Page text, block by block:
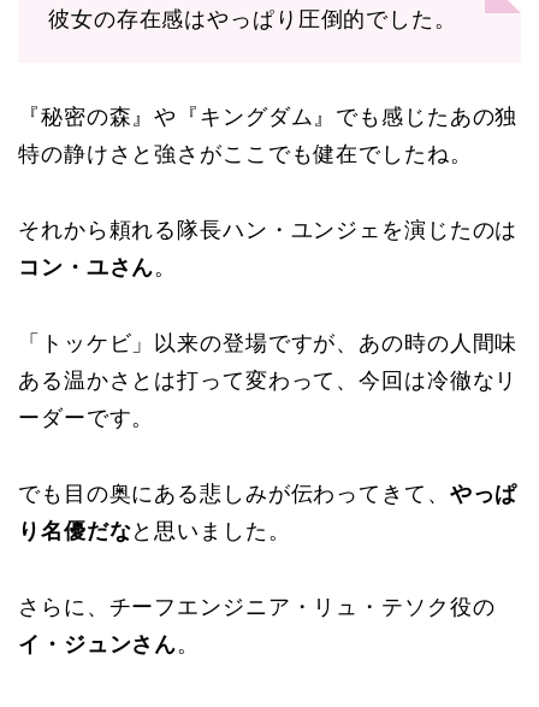
彼女の存在感はやっぱり圧倒的でした。
『秘密の森』や『キングダム』でも感じたあの独
特の静けさと強さがここでも健在でしたね。
それから頼れる隊長ハン・ユンジェを演じたのは
コン・ユさん。
「トッケビ」以来の登場ですが、あの時の人間味
ある温かさとは打って変わって、今回は冷徹なリ
ーダーです。
でも目の奥にある悲しみが伝わってきて、 やっぱ
り名優だなと思いました。
さらに、チーフエンジニア・リュ・テソク役の
イ・ジュンさん。